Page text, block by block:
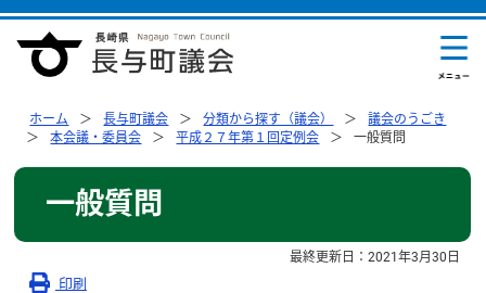
ホーム 長与町議会 分類から探す（議会）
議会のうごき
本会議・委員会
平成２７年第１回定例会 一般質問
一般質問
最終更新日：2021年3月30日
印刷